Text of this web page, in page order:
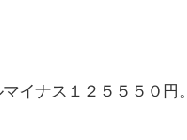
イナス１２５５５０円。